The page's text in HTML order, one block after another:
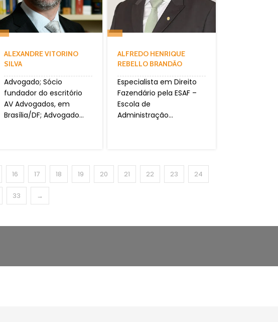
ALEXANDRE VITORINO
SILVA
Advogado; Sócio
fundador do escritório
AV Advogados, em
Brasília/DF; Advogado...
ALFREDO HENRIQUE
REBELLO BRANDÃO
Especialista em Direito
Fazendário pela ESAF –
Escola de
Administração...
16 17 18 19 20 21 22 23 24
33 →